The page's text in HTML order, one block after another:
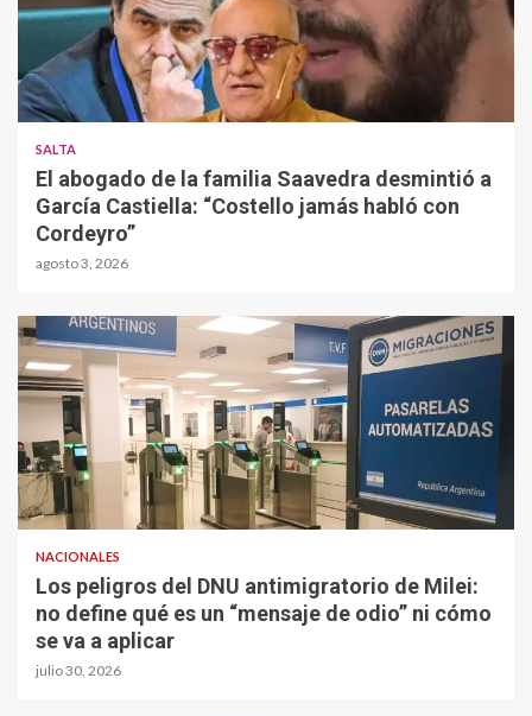
SALTA
El abogado de la familia Saavedra desmintió a
García Castiella: “Costello jamás habló con
Cordeyro”
agosto 3, 2026
NACIONALES
Los peligros del DNU antimigratorio de Milei:
no define qué es un “mensaje de odio” ni cómo
se va a aplicar
julio 30, 2026